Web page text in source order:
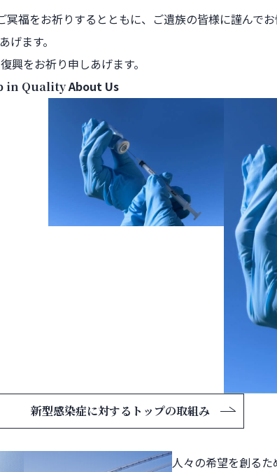
福をお祈りするとともに、 ご遺族の皆様に謹んでお
げます。
興をお祈り申しあげます。
in QualityAbout Us
新型感染症に対する トップの取組み
人々の希望を創るた